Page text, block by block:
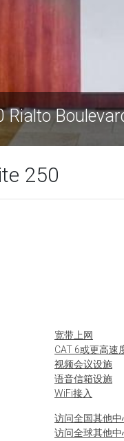
Rialto
250
宽带上网
CAT 6或更高速
视频会议设施
语音信箱设施
WiFi接入
访问全国其他中
访问全球其他中